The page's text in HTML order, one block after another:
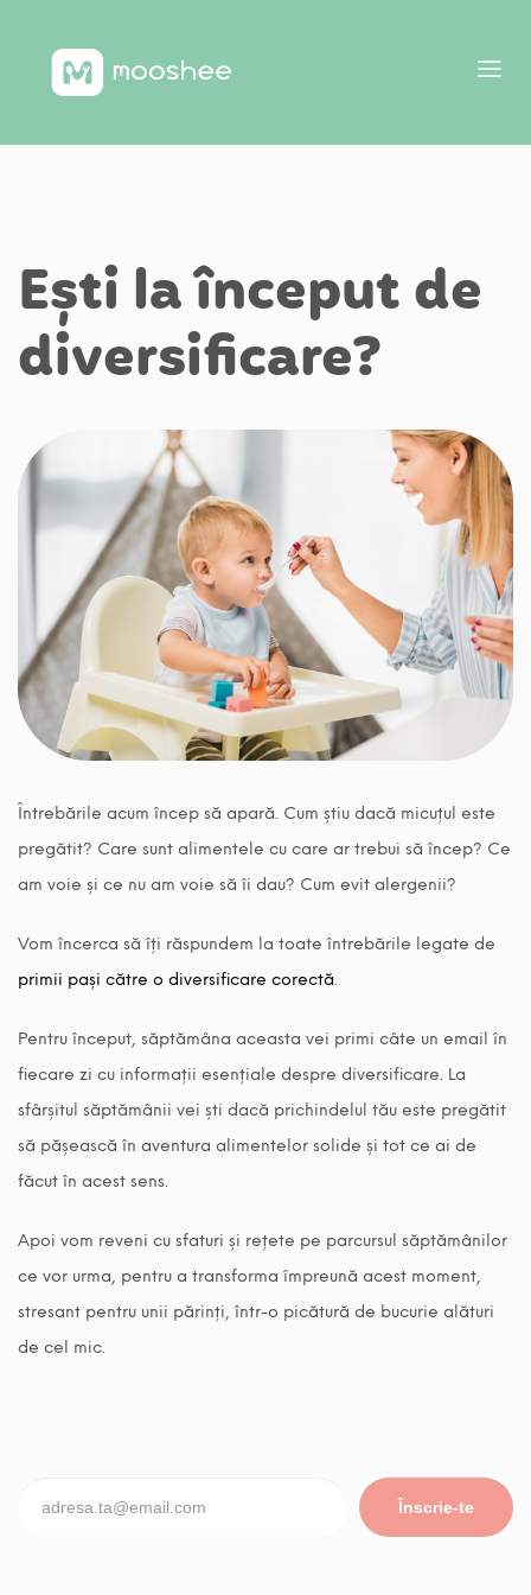
Ești la început de
diversificare?
Întrebările acum încep să apară. Cum știu dacă micuțul este
pregătit? Care sunt alimentele cu care ar trebui să încep? Ce
am voie și ce nu am voie să îi dau? Cum evit alergenii?
Vom încerca să îți răspundem la toate întrebările legate de
primii pași către o diversificare corectă.
Pentru început, săptămâna aceasta vei primi câte un email în
fiecare zi cu informații esențiale despre diversificare. La
sfârșitul săptămânii vei ști dacă prichindelul tău este pregătit
să pășească în aventura alimentelor solide și tot ce ai de
făcut în acest sens.
Apoi vom reveni cu sfaturi și rețete pe parcursul săptămânilor
ce vor urma, pentru a transforma împreună acest moment,
stresant pentru unii părinți, într-o picătură de bucurie alături
de cel mic.
Înscrie-te